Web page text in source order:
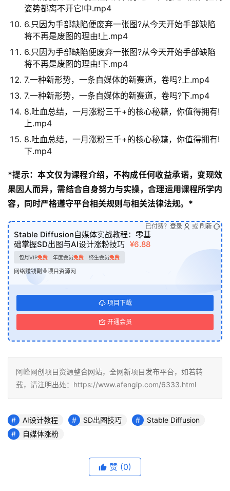
姿势都离不开它!中.mp4
6.只因为手部缺陷便废弃一张图?从今天开始手部缺陷
将不再是废图的理由!上.mp4
6.只因为手部缺陷便废弃一张图?从今天开始手部缺陷
将不再是废图的理由!下.mp4
7.一种新形势，一条自媒体的新赛道，卷吗?上.mp4
7.一种新形势，一条自媒体的新赛道，卷吗?下.mp4
8.吐血总结，一月涨粉三千+的核心秘籍，你值得拥有!
上.mp4
8.吐血总结，一月涨粉三千+的核心秘籍，你值得拥有!
下.mp4
*提示：本文仅为课程介绍，不构成任何收益承诺，变现效
果因人而异，需结合自身努力与实操，合理运用课程所学内
容，同时严格遵守平台相关规则与相关法律法规。*
Stable Diffusion自媒体实战教程：零基
础掌握SD出图与AI设计涨粉技巧 ¥6.88
包月VIP免费 年度会员免费 终生会员免费
网络赚钱副业项目资源网
项目下载
开通会员
已付费？ 登录 或 刷新
阿峰网创项目资源整合网站，全网新项目发布平台，如若转
载，请注明出处：https://www.afengip.com/6333.html
AI设计教程 SD出图技巧
Stable Diffusion
自媒体涨粉
赞 (0)